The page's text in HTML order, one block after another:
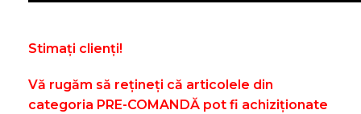
Stimați clienți!
Vă rugăm să rețineți că articolele din
categoria PRE-COMANDĂ pot fi achiziționate